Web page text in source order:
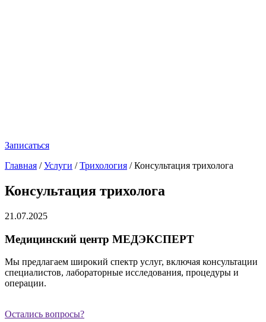
Записаться
Главная /Услуги /Трихология /Консультация трихолога
Консультация трихолога
21.07.2025
Медицинский центр МЕДЭКСПЕРТ
Мы предлагаем широкий спектр услуг, включая консультации
специалистов, лабораторные исследования, процедуры и
операции.
Остались вопросы?